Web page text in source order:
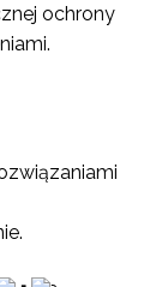
ochrony